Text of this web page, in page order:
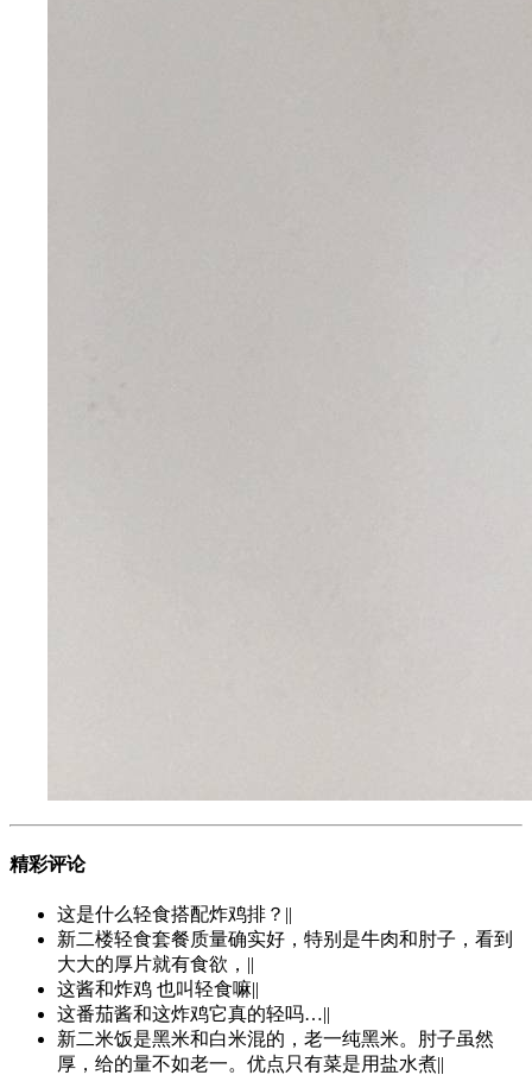
精彩评论
这是什么轻食搭配炸鸡排？||
新二楼轻食套餐质量确实好，特别是牛肉和肘子，看到
大大的厚片就有食欲，||
这酱和炸鸡 也叫轻食嘛||
这番茄酱和这炸鸡它真的轻吗…||
新二米饭是黑米和白米混的，老一纯黑米。肘子虽然
厚，给的量不如老一。优点只有菜是用盐水煮||